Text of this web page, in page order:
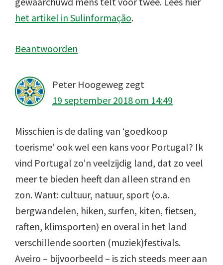
het artikel in Sulinformação.
Beantwoorden
Peter Hoogeweg zegt
19 september 2018 om 14:49
Misschien is de daling van ‘goedkoop
toerisme’ ook wel een kans voor Portugal? Ik
vind Portugal zo’n veelzijdig land, dat zo veel
meer te bieden heeft dan alleen strand en
zon. Want: cultuur, natuur, sport (o.a.
bergwandelen, hiken, surfen, kiten, fietsen,
raften, klimsporten) en overal in het land
verschillende soorten (muziek)festivals.
Aveiro – bijvoorbeeld – is zich steeds meer aan